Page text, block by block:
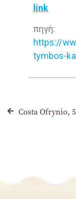
link
πηγή:
https://
tymbos-